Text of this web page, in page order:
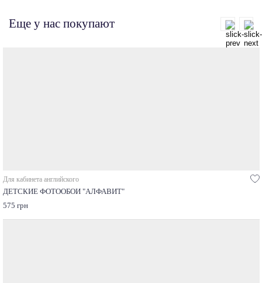
Еще у нас покупают
Для кабинета английского
ДЕТСКИЕ ФОТООБОИ "АЛФАВИТ"
575 грн